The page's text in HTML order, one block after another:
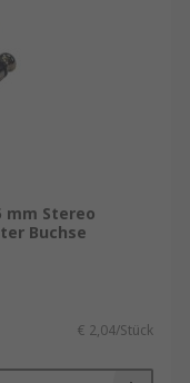
mm Stereo
Buchse
€ 2,04/Stück